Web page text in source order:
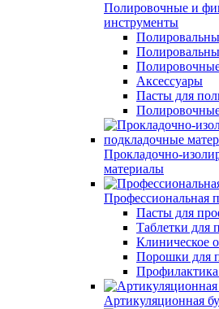
Полировочные и
инструменты
Аксессуары
Пасты для
Прокладочно-
материалы
Профессиональная
Пасты для
Таблетки для
Клиническое
Порошки для
Профилактика
Артикуляционная